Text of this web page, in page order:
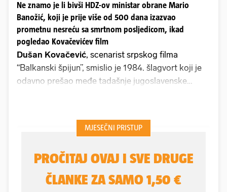
Ne znamo je li bivši HDZ-ov ministar obrane Mario
Banožić, koji je prije više od 500 dana izazvao
prometnu nesreću sa smrtnom posljedicom, ikad
pogledao Kovačevićev film
Dušan Kovačević, scenarist srpskog filma
“Balkanski špijun”, smislio je 1984. šlagvort koji je
odavno prešao međe tadašnje jugoslavenske
Stojković) pokušava iznuditi priznaje od svog
podstanara/špijuna pa mu, kao, dobronamjerno
Spomenuti Đura (Zvonko Lepetić, još jedan nestor
filmske umjetnosti) Ilijin je brat. Taj koji tuče.